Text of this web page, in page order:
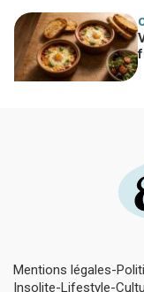
Mentions légales
Insolite Lifestyle